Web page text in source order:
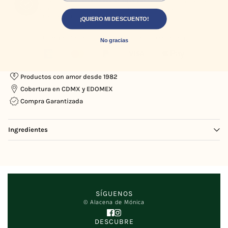
y sabor, de marcas de prestigio internacional y productores
mexicanos responsables.
Compra ahora y elige: entrega hoy o mañana
Productos con amor desde 1982
Cobertura en CDMX y EDOMEX
Compra Garantizada
Ingredientes
SÍGUENOS
© Alacena de Mónica
DESCUBRE
¡QUIERO MI DESCUENTO!
No gracias